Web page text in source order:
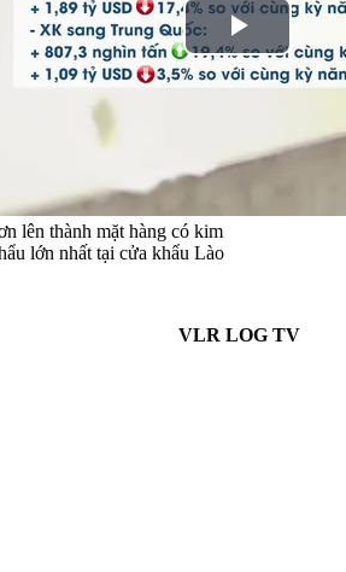
lên thành mặt hàng có kim
lớn nhất tại cửa khẩu Lào
VLR LOG TV